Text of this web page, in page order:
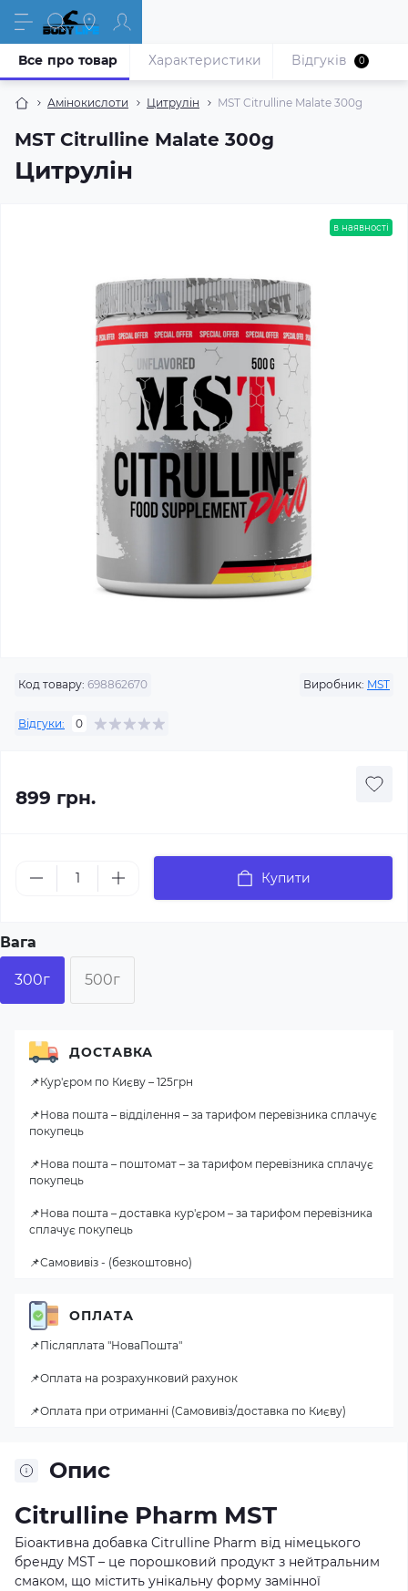
Амінокислоти Цитрулін MST Citrulline Malate 300g
MST Citrulline Malate 300g
Цитрулін
Все про товар Характеристики Відгуків 0
в наявності
Код товару: 698862670 Виробник: MST
Відгуки: 0
899 грн.
Купити
Вага
300г 500г
Опис
Citrulline Pharm MST
Біоактивна добавка Citrulline Pharm від німецького
бренду MST – це порошковий продукт з нейтральним
смаком, що містить унікальну форму замінної
ДОСТАВКА
📌Кур'єром по Києву – 125грн
📌Нова пошта – відділення – за тарифом перевізника сплачує
покупець
📌Нова пошта – поштомат – за тарифом перевізника сплачує
покупець
📌Нова пошта – доставка кур'єром – за тарифом перевізника
сплачує покупець
📌Самовивіз - (безкоштовно)
ОПЛАТА
📌Післяплата "НоваПошта"
📌Оплата на розрахунковий рахунок
📌Оплата при отриманні (Самовивіз/доставка по Києву)